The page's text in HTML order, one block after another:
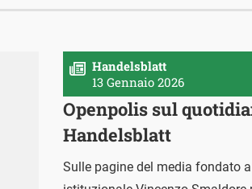
Handelsblatt
13 Gennaio 2026
Openpolis sul
Handelsblatt
Sulle pagine del media fondato